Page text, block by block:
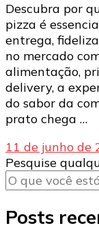
Descubra por
pizza é
entrega,
no mercado
alimentação,
delivery, a
do sabor da
prato chega …
11 de junho de
Procurando
algo?
Pesquise
Posts